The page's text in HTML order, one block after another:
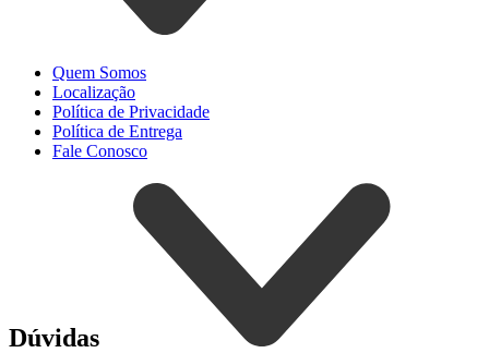
Quem Somos
Localização
Política de Privacidade
Política de Entrega
Fale Conosco
Dúvidas